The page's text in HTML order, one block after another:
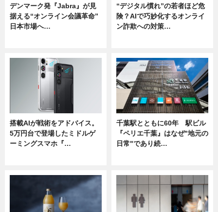
デンマーク発『Jabra』が見
据える“オンライン会議革命”
日本市場へ…
“デジタル慣れ”の若者ほど危
険？AIで巧妙化するオンライ
ン詐欺への対策…
搭載AIが戦術をアドバイス。
5万円台で登場したミドルゲ
ーミングスマホ『…
千葉駅とともに60年 駅ビル
『ペリエ千葉』はなぜ"地元の
日常"であり続…